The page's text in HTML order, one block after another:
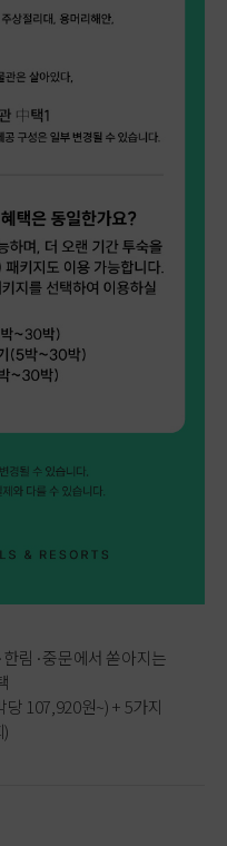
림·중문에서 쏟아지는
107,920원~) + 5가지